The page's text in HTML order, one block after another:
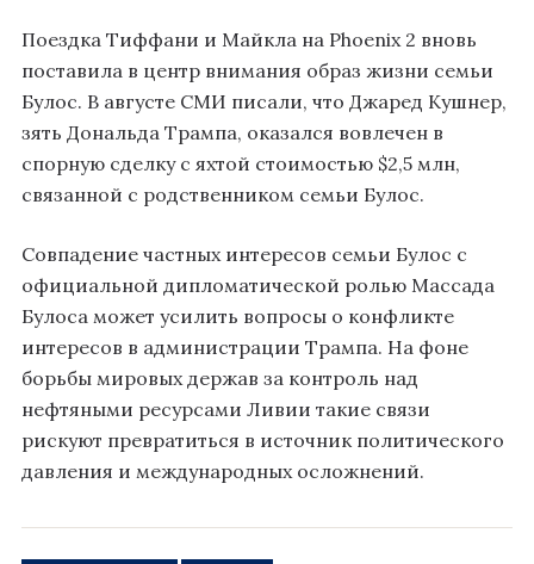
Поездка Тиффани и Майкла на Phoenix 2 вновь
поставила в центр внимания образ жизни семьи
Булос. В августе СМИ писали, что Джаред Кушнер,
зять Дональда Трампа, оказался вовлечен в
спорную сделку с яхтой стоимостью $2,5 млн,
связанной с родственником семьи Булос.
Совпадение частных интересов семьи Булос с
официальной дипломатической ролью Массада
Булоса может усилить вопросы о конфликте
интересов в администрации Трампа. На фоне
борьбы мировых держав за контроль над
нефтяными ресурсами Ливии такие связи
рискуют превратиться в источник политического
давления и международных осложнений.